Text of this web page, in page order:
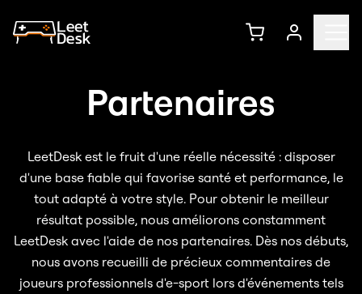
Partenaires
LeetDesk est le fruit d'une réelle nécessité : disposer
d'une base fiable qui favorise santé et performance, le
tout adapté à votre style. Pour obtenir le meilleur
résultat possible, nous améliorons constamment
LeetDesk avec l'aide de nos partenaires. Dès nos débuts,
nous avons recueilli de précieux commentaires de
joueurs professionnels d'e-sport lors d'événements tels